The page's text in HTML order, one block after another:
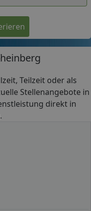
Teilzeit oder als
Stellenangebote in
direkt in